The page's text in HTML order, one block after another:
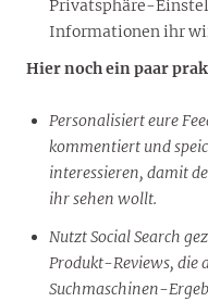
Privatsphäre-
Informationen ihr
Hier noch ein paar
Personalisiert eure
kommentiert und
interessieren, damit
ihr sehen wollt.
Nutzt Social Search
Produkt-Reviews, die
Suchmaschinen-